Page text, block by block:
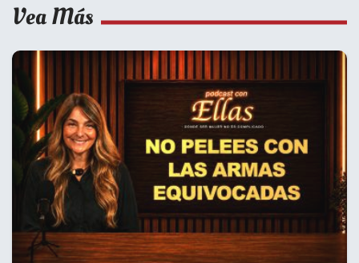
Vea Más